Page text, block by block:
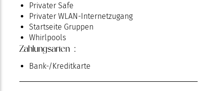
Privater Safe
Privater WLAN-Internetzugang
Startseite Gruppen
Whirlpools
Zahlungsarten :
Bank-/Kreditkarte